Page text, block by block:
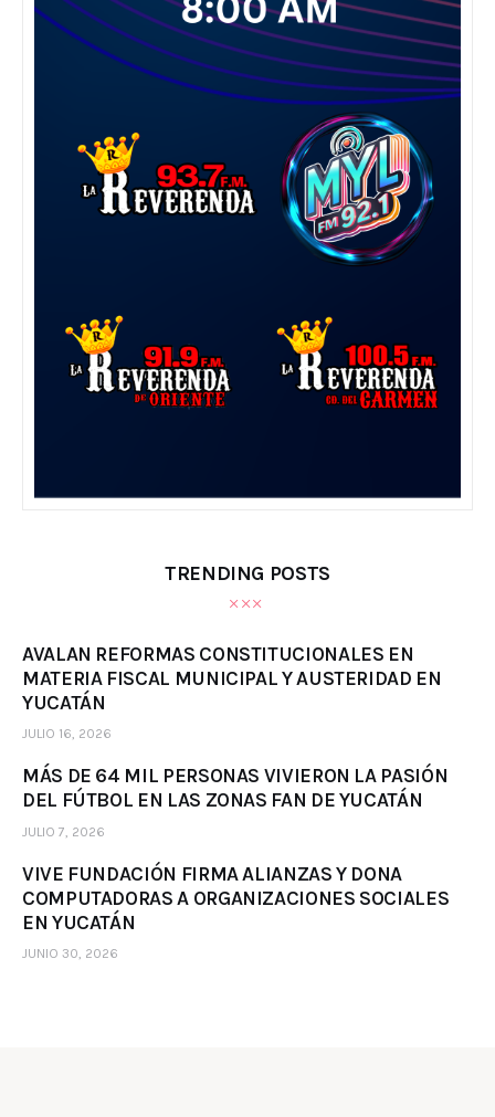
TRENDING POSTS
AVALAN REFORMAS CONSTITUCIONALES EN
MATERIA FISCAL MUNICIPAL Y AUSTERIDAD EN
YUCATÁN
JULIO 16, 2026
MÁS DE 64 MIL PERSONAS VIVIERON LA PASIÓN
DEL FÚTBOL EN LAS ZONAS FAN DE YUCATÁN
JULIO 7, 2026
VIVE FUNDACIÓN FIRMA ALIANZAS Y DONA
COMPUTADORAS A ORGANIZACIONES SOCIALES
EN YUCATÁN
JUNIO 30, 2026